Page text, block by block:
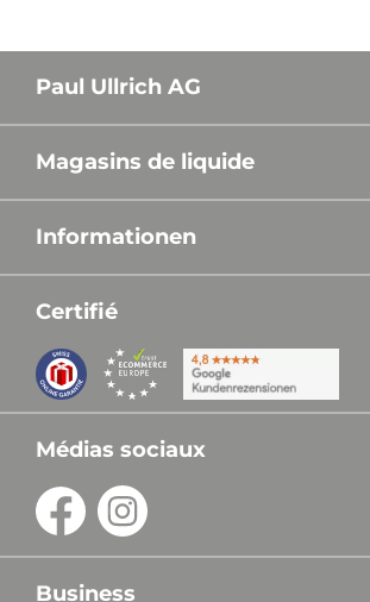
Paul Ullrich AG
Magasins de liquide
Informationen
Certifié
Médias sociaux
Business